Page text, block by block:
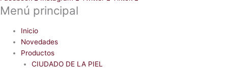
Menú principal
Inicio
Novedades
Productos
CIUDADO DE LA PIEL